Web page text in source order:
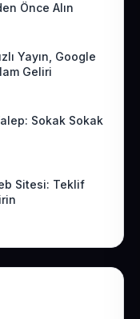
Önce Alın
Yayın, Google
Geliri
Sokak Sokak
Sitesi: Teklif